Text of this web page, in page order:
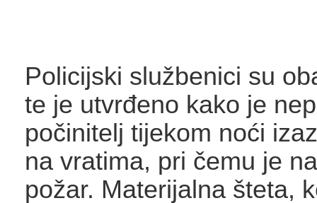
Policijski službenici su
te je utvrđeno kako je
počinitelj tijekom noći
na vratima, pri čemu je
požar. Materijalna šteta,